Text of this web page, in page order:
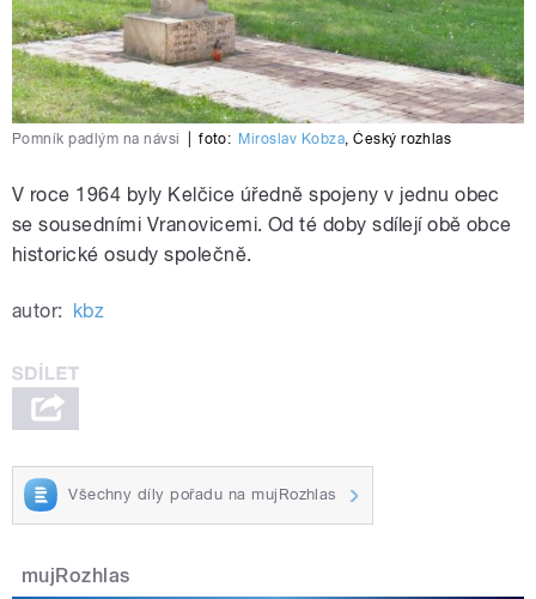
Pomník padlým na návsi foto: Miroslav Kobza ,Český rozhlas
V roce 1964 byly Kelčice úředně spojeny v jednu obec
se sousedními Vranovicemi. Od té doby sdílejí obě obce
historické osudy společně.
autor: kbz
Všechny díly pořadu na mujRozhlas
mujRozhlas